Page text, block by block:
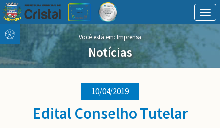
Conteúdo
Menu
conteúdo
do
menu
Você está em: Imprensa
Notícias
10/04/2019
Edital Conselho Tutelar